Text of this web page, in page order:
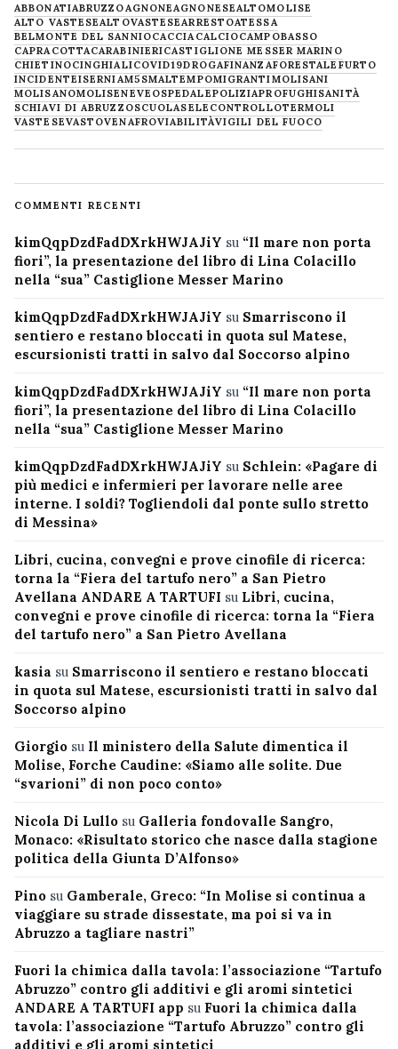
ABBONATIABRUZZOAGNONEAGNONESEALTOMOLISE
ALTO VASTESEALTOVASTESEARRESTOATESSA
BELMONTE DEL SANNIOCACCIA CALCIOCAMPOBASSO
CAPRACOTTACARABINIERICASTIGLIONE MESSER MARINO
CHIETINOCINGHIALICOVID19DROGAFINANZAFORESTALE FURTO
INCIDENTEISERNIAM5SMALTEMPOMIGRANTIMOLISANI
MOLISANOMOLISENEVE OSPEDALEPOLIZIAPROFUGHISANITÀ
SCHIAVI DI ABRUZZOSCUOLASELECONTROLLOTERMOLI
VASTESEVASTOVENAFROVIABILITÀVIGILI DEL FUOCO
COMMENTI RECENTI
kimQqpDzdFadDXrkHWJAJiY su “Il mare non porta
fiori”, la presentazione del libro di Lina Colacillo
nella “sua” Castiglione Messer Marino
kimQqpDzdFadDXrkHWJAJiY su Smarriscono il
sentiero e restano bloccati in quota sul Matese,
escursionisti tratti in salvo dal Soccorso alpino
kimQqpDzdFadDXrkHWJAJiY su “Il mare non porta
fiori”, la presentazione del libro di Lina Colacillo
nella “sua” Castiglione Messer Marino
kimQqpDzdFadDXrkHWJAJiY su Schlein: «Pagare di
più medici e infermieri per lavorare nelle aree
interne. I soldi? Togliendoli dal ponte sullo stretto
di Messina»
Libri, cucina, convegni e prove cinofile di ricerca:
torna la “Fiera del tartufo nero” a San Pietro
Avellana ANDARE A TARTUFI su Libri, cucina,
convegni e prove cinofile di ricerca: torna la “Fiera
del tartufo nero” a San Pietro Avellana
kasia su Smarriscono il sentiero e restano bloccati
in quota sul Matese, escursionisti tratti in salvo dal
Soccorso alpino
Giorgio su Il ministero della Salute dimentica il
Molise, Forche Caudine: «Siamo alle solite. Due
“svarioni” di non poco conto»
Nicola Di Lullo su Galleria fondovalle Sangro,
Monaco: «Risultato storico che nasce dalla stagione
politica della Giunta D’Alfonso»
Pino su Gamberale, Greco: “In Molise si continua a
viaggiare su strade dissestate, ma poi si va in
Abruzzo a tagliare nastri”
Fuori la chimica dalla tavola: l’associazione “Tartufo
Abruzzo” contro gli additivi e gli aromi sintetici
ANDARE A TARTUFI app su Fuori la chimica dalla
tavola: l’associazione “Tartufo Abruzzo” contro gli
additivi e gli aromi sintetici